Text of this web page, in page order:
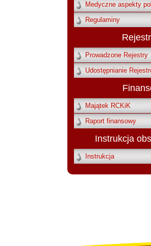
Medyczne aspekty
Regulaminy
Prowadzone Rejestry
Udostępnianie
Majątek RCKiK
Raport finansowy
Instrukcja
Instrukcja